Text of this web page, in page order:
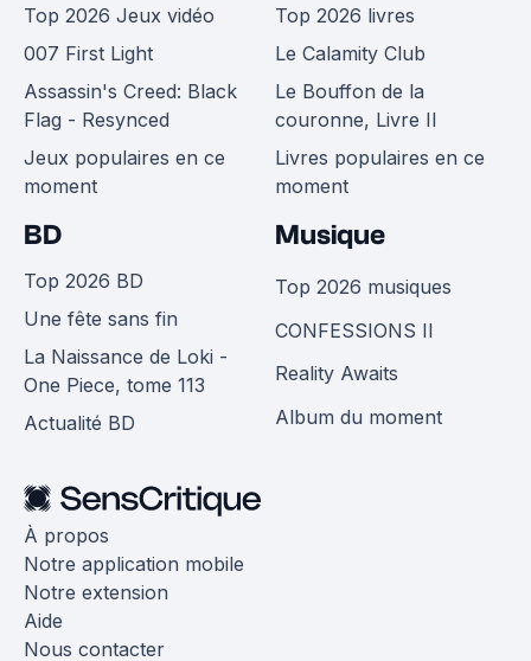
Top 2026 Jeux vidéo
007 First Light
Assassin's Creed: Black
Flag - Resynced
Jeux populaires en ce
moment
Top 2026 livres
Le Calamity Club
Le Bouffon de la
couronne, Livre II
Livres populaires en ce
moment
BD
Top 2026 BD
Une fête sans fin
La Naissance de Loki -
One Piece, tome 113
Actualité BD
Musique
Top 2026 musiques
CONFESSIONS II
Reality Awaits
Album du moment
À propos
Notre application mobile
Notre extension
Aide
Nous contacter